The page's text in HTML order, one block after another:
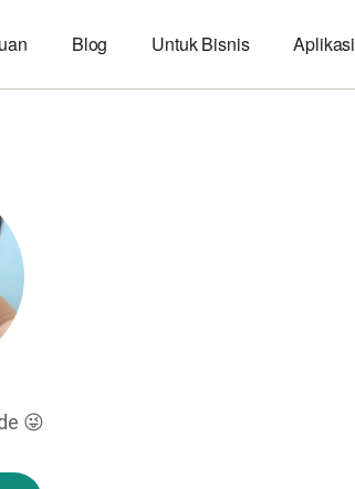
Blog Untuk Bisnis Aplikasi
😜